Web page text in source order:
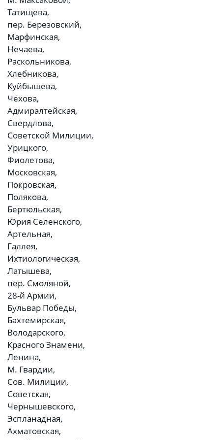
Татищева,
пер. Березовский,
Марфинская,
Нечаева,
Раскольникова,
Хлебникова,
Куйбышева,
Чехова,
Адмиралтейская,
Свердлова,
Советской Милиции,
Урицкого,
Фиолетова,
Московская,
Покровская,
Полякова,
Бертюльская,
Юрия Селенского,
Артельная,
Галлея,
Ихтиологическая,
Латышева,
пер. Смоляной,
28-й Армии,
Бульвар Победы,
Бахтемирская,
Володарского,
Красного Знамени,
Ленина,
М. Гвардии,
Сов. Милиции,
Советская,
Чернышевского,
Эспланадная,
Ахматовская,